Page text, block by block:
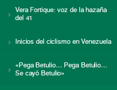
Vera Fortique: voz de la hazaña
del 41
Inicios del ciclismo en Venezuela
«Pega Betulio… Pega Betulio…
Se cayó Betulio»